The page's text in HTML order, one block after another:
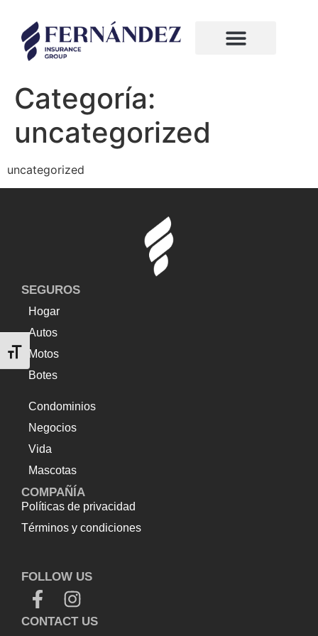
Alternar tamaño de letra
Categoría:
uncategorized
uncategorized
SEGUROS
Hogar
Autos
Motos
Botes
Condominios
Negocios
Vida
Mascotas
COMPAÑÍA
Políticas de privacidad
Términos y condiciones
FOLLOW US
CONTACT US